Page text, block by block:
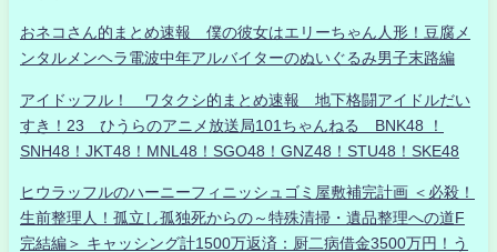
おネコさん的まとめ速報 僕の彼女はエリーちゃん人形！豆腐メ
ンタルメンヘラ電波中年アルバイターのぬいぐるみ男子末路編
アイドッフル！ ワタクシ的まとめ速報 地下格闘アイドルだい
すき！23 ひうらのアニメ放送局101ちゃんねる BNK48 ！
SNH48！JKT48！MNL48！SGO48！GNZ48！STU48！SKE48
ヒウラッフルのハーニーフィニッシュゴミ屋敷補完計画 ＜必殺！
生前整理人！孤立し孤独死からの～特殊清掃・遺品整理への道F
完結編＞ キャッシング計1500万返済：厨二病借金3500万円！う